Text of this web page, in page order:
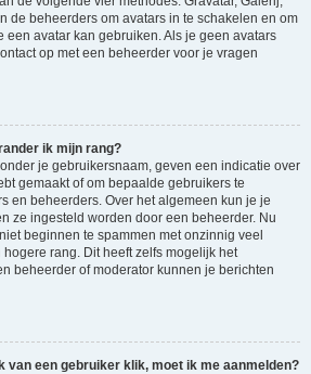
de beheerders om avatars in te schakelen en om
een avatar kan gebruiken. Als je geen avatars
op met een beheerder voor je vragen
ik mijn rang?
je gebruikersnaam, geven een indicatie over
gemaakt of om bepaalde gebruikers te
en beheerders. Over het algemeen kun je je
ze ingesteld worden door een beheerder. Nu
beginnen te spammen met onzinnig veel
rang. Dit heeft zelfs mogelijk het
beheerder of moderator kunnen je berichten
van een gebruiker klik, moet ik me aanmelden?